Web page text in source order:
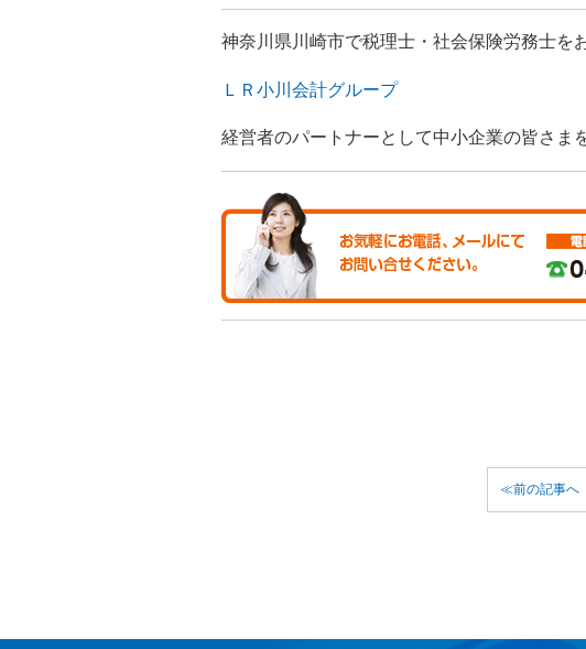
神奈川県川崎市で税理士・社会保険労務士を
ＬＲ小川会計グループ
経営者のパートナーとして中小企業の皆さま
≪前の記事へ